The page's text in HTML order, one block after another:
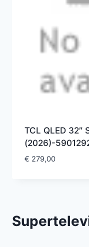
TCL QLED 32″
(2026)-
€ 279,00